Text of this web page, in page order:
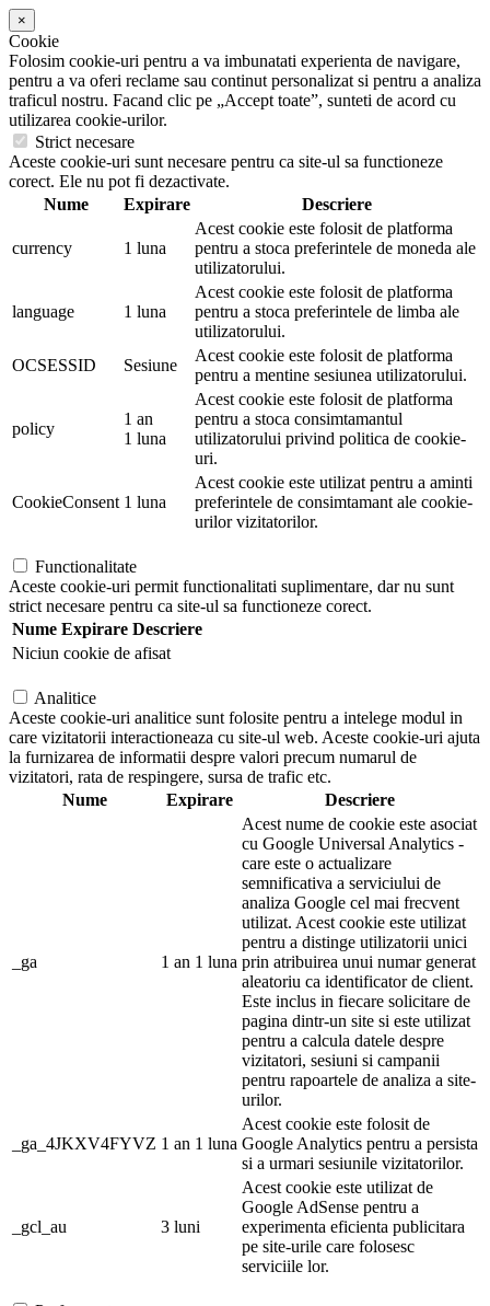
×
Cookie
Folosim cookie-uri pentru a va imbunatati experienta de navigare,
pentru a va oferi reclame sau continut personalizat si pentru a analiza
traficul nostru. Facand clic pe „Accept toate”, sunteti de acord cu
utilizarea cookie-urilor.
Strict necesare
Aceste cookie-uri sunt necesare pentru ca site-ul sa functioneze
corect. Ele nu pot fi dezactivate.
Nume
Expirare Descriere
currency 1 luna
Acest cookie este folosit de platforma
pentru a stoca preferintele de moneda ale
utilizatorului.
language 1 luna
Acest cookie este folosit de platforma
pentru a stoca preferintele de limba ale
utilizatorului.
OCSESSID
Sesiune
Acest cookie este folosit de platforma
pentru a mentine sesiunea utilizatorului.
policy
1 an
1 luna
Acest cookie este folosit de platforma
pentru a stoca consimtamantul
utilizatorului privind politica de cookie-
uri.
CookieConsent 1 luna
Acest cookie este utilizat pentru a aminti
preferintele de consimtamant ale cookie-
urilor vizitatorilor.
Functionalitate
Aceste cookie-uri permit functionalitati suplimentare, dar nu sunt
strict necesare pentru ca site-ul sa functioneze corect.
Nume Expirare Descriere
Niciun cookie de afisat
Analitice
Aceste cookie-uri analitice sunt folosite pentru a intelege modul in
care vizitatorii interactioneaza cu site-ul web. Aceste cookie-uri ajuta
la furnizarea de informatii despre valori precum numarul de
vizitatori, rata de respingere, sursa de trafic etc.
Nume
Expirare Descriere
_ga 1 an 1 luna
Acest nume de cookie este asociat
cu Google Universal Analytics -
care este o actualizare
semnificativa a serviciului de
analiza Google cel mai frecvent
utilizat. Acest cookie este utilizat
pentru a distinge utilizatorii unici
prin atribuirea unui numar generat
aleatoriu ca identificator de client.
Este inclus in fiecare solicitare de
pagina dintr-un site si este utilizat
pentru a calcula datele despre
vizitatori, sesiuni si campanii
pentru rapoartele de analiza a site-
urilor.
_ga_4JKXV4FYVZ 1 an 1 luna
Acest cookie este folosit de
Google Analytics pentru a persista
si a urmari sesiunile vizitatorilor.
_gcl_au 3 luni
Acest cookie este utilizat de
Google AdSense pentru a
experimenta eficienta publicitara
pe site-urile care folosesc
serviciile lor.